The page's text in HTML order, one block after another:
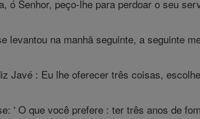
ó Senhor, peço-lhe para perdoar o seu
levantou na manhã seguinte, a seguinte
Javé : Eu lhe oferecer três coisas,
' O que você prefere : ter três anos de